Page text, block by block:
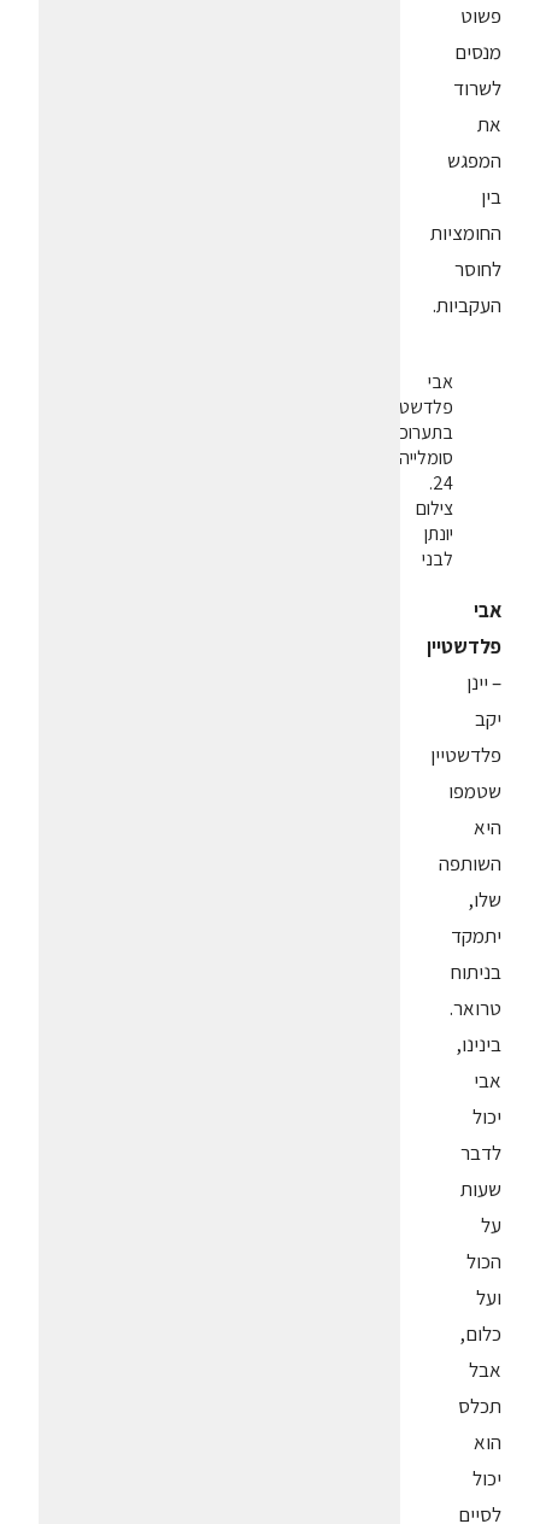
פשוט
מנסים
לשרוד
את
המפגש
בין
החומציות
לחוסר
העקביות.
אבי
פלדשטיין
בתערוכת
סומלייה
24.
צילום
יונתן
לבני
אבי
פלדשטיין
– יינן
יקב
פלדשטיין
שטמפו
היא
השותפה
שלו,
יתמקד
בניתוח
טרואר.
בינינו,
אבי
יכול
לדבר
שעות
על
הכול
ועל
כלום,
אבל
תכלס
הוא
יכול
לסיים